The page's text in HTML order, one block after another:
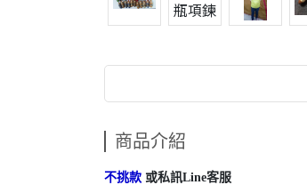
商品介紹
不挑款 或私訊Line客服